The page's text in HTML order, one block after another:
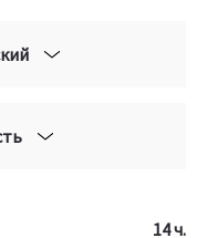
14 ч.